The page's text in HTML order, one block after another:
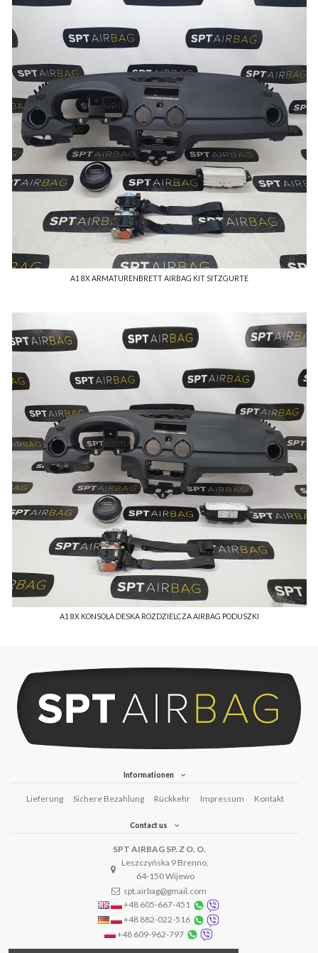
A1 8X ARMATURENBRETT AIRBAG KIT SITZGURTE
A1 8X KONSOLA DESKA ROZDZIELCZA AIRBAG PODUSZKI
Informationen
Lieferung Sichere Bezahlung Rückkehr Impressum Kontakt
Contact us
SPT AIRBAG SP. Z O. O.
Leszczyńska 9 Brenno,
64-150 Wijewo
spt.airbag@gmail.com
+48 605-667-451
+48 882-022-516
+48 609-962-797